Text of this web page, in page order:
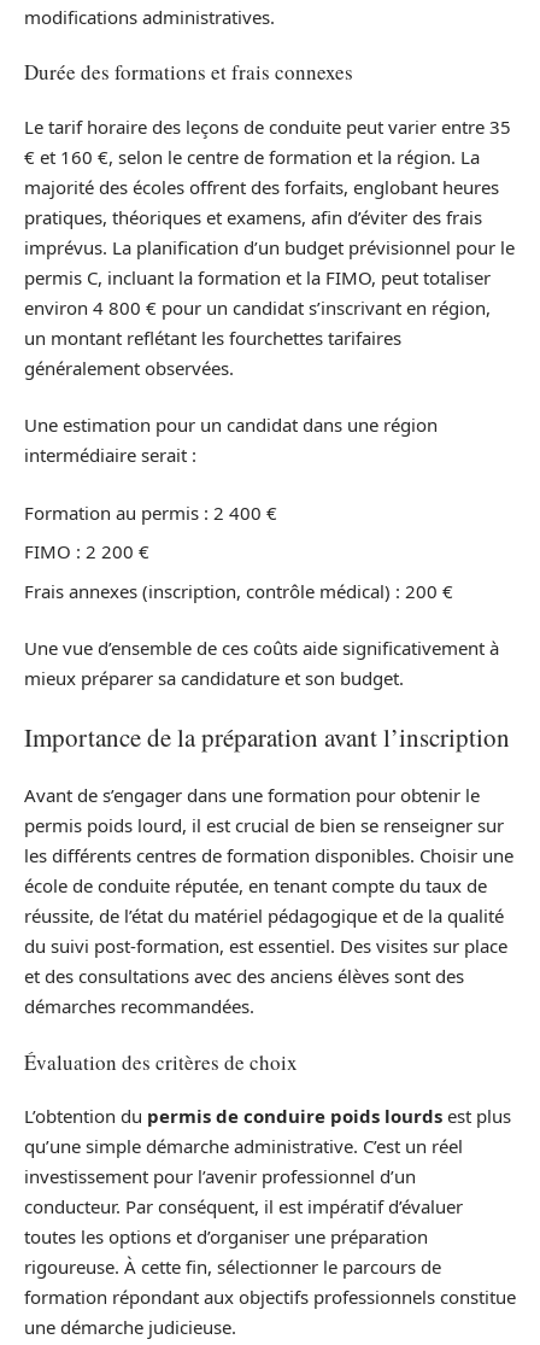
modifications administratives.
Durée des formations et frais connexes
Le tarif horaire des leçons de conduite peut varier entre 35
€ et 160 €, selon le centre de formation et la région. La
majorité des écoles offrent des forfaits, englobant heures
pratiques, théoriques et examens, afin d’éviter des frais
imprévus. La planification d’un budget prévisionnel pour le
permis C, incluant la formation et la FIMO, peut totaliser
environ 4 800 € pour un candidat s’inscrivant en région,
un montant reflétant les fourchettes tarifaires
généralement observées.
Une estimation pour un candidat dans une région
intermédiaire serait :
Formation au permis : 2 400 €
FIMO : 2 200 €
Frais annexes (inscription, contrôle médical) : 200 €
Une vue d’ensemble de ces coûts aide significativement à
mieux préparer sa candidature et son budget.
Importance de la préparation avant l’inscription
Avant de s’engager dans une formation pour obtenir le
permis poids lourd, il est crucial de bien se renseigner sur
les différents centres de formation disponibles. Choisir une
école de conduite réputée, en tenant compte du taux de
réussite, de l’état du matériel pédagogique et de la qualité
du suivi post-formation, est essentiel. Des visites sur place
et des consultations avec des anciens élèves sont des
démarches recommandées.
Évaluation des critères de choix
L’obtention du permis de conduire poids lourds est plus
qu’une simple démarche administrative. C’est un réel
investissement pour l’avenir professionnel d’un
conducteur. Par conséquent, il est impératif d’évaluer
toutes les options et d’organiser une préparation
rigoureuse. À cette fin, sélectionner le parcours de
formation répondant aux objectifs professionnels constitue
une démarche judicieuse.